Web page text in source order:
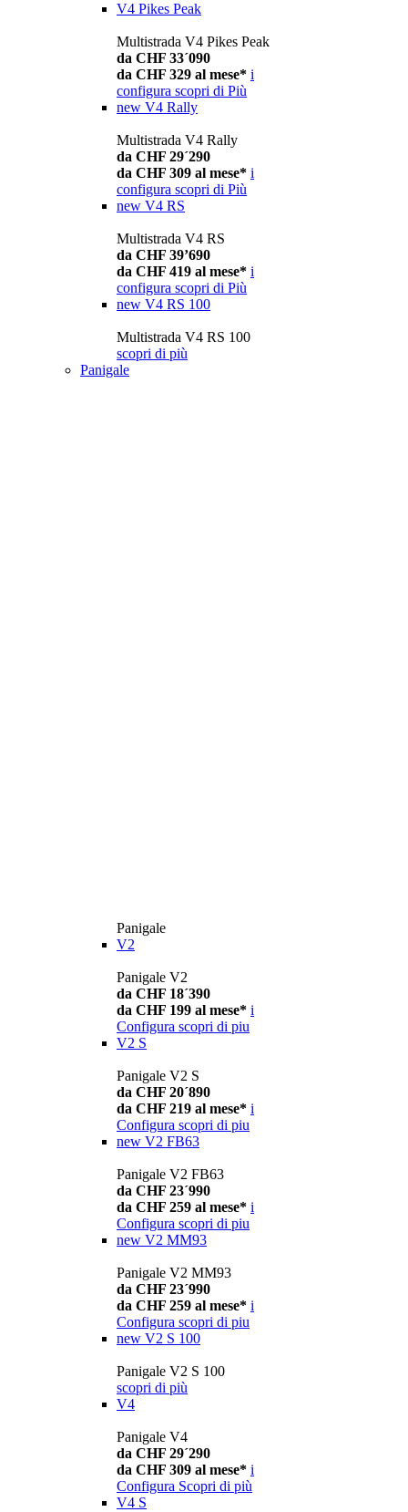
V4 Pikes Peak
Multistrada V4 Pikes Peak
da CHF 33´090
da CHF 329 al mese* i
configura scopri di Più
new V4 Rally
Multistrada V4 Rally
da CHF 29´290
da CHF 309 al mese* i
configura scopri di Più
new V4 RS
Multistrada V4 RS
da CHF 39’690
da CHF 419 al mese* i
configura scopri di Più
new V4 RS 100
Multistrada V4 RS 100
scopri di più
Panigale
Panigale
V2
Panigale V2
da CHF 18´390
da CHF 199 al mese* i
Configura scopri di piu
V2 S
Panigale V2 S
da CHF 20´890
da CHF 219 al mese* i
Configura scopri di piu
new V2 FB63
Panigale V2 FB63
da CHF 23´990
da CHF 259 al mese* i
Configura scopri di piu
new V2 MM93
Panigale V2 MM93
da CHF 23´990
da CHF 259 al mese* i
Configura scopri di piu
new V2 S 100
Panigale V2 S 100
scopri di più
V4
Panigale V4
da CHF 29´290
da CHF 309 al mese* i
Configura Scopri di più
V4 S